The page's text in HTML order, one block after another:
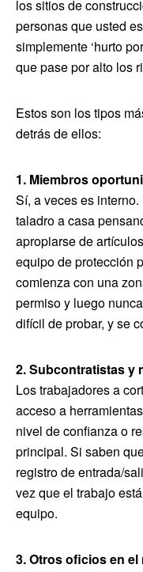
los sitios de
personas que usted
simplemente ‘hurto
que pase por alto los
Estos son los tipos
detrás de ellos:
1. Miembros
Sí, a veces es
taladro a casa
apropiarse de
equipo de protección
comienza con una
permiso y luego
difícil de probar, y se
2. Subcontratistas y
Los trabajadores a
acceso a
nivel de confianza o
principal. Si saben
registro de entrada/
vez que el trabajo
equipo.
3. Otros oficios en